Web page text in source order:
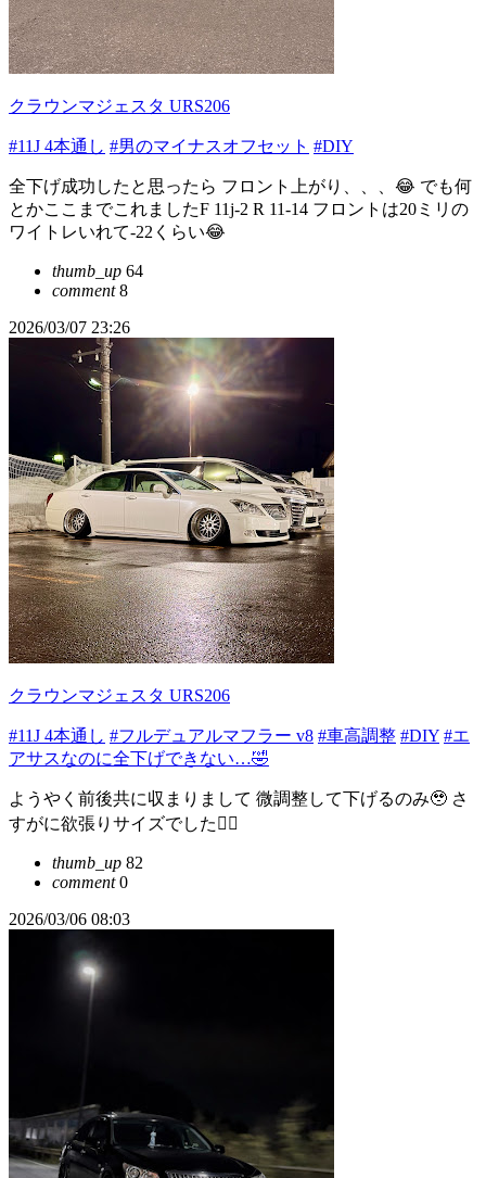
クラウンマジェスタ URS206
#11J 4本通し #男のマイナスオフセット #DIY
全下げ成功したと思ったら フロント上がり、、、😂 でも何
とかここまでこれましたF 11j-2 R 11-14 フロントは20ミリの
ワイトレいれて-22くらい😂
thumb_up 64
comment8
2026/03/07 23:26
クラウンマジェスタ URS206
#11J 4本通し #フルデュアルマフラー v8 #車高調整 #DIY #エ
アサスなのに全下げできない…🤣
ようやく前後共に収まりまして 微調整して下げるのみ🥹 さ
すがに欲張りサイズでした🤦‍♂️
thumb_up 82
comment0
2026/03/06 08:03